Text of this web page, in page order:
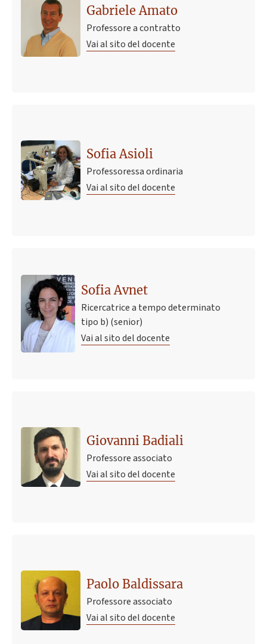
Gabriele Amato
Professore a contratto
Vai al sito del docente
Sofia Asioli
Professoressa ordinaria
Vai al sito del docente
Sofia Avnet
Ricercatrice a tempo determinato
tipo b) (senior)
Vai al sito del docente
Giovanni Badiali
Professore associato
Vai al sito del docente
Paolo Baldissara
Professore associato
Vai al sito del docente